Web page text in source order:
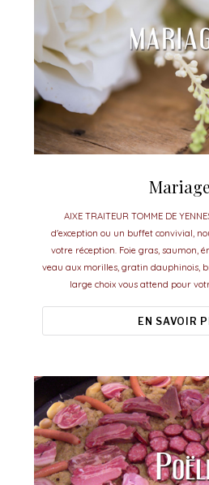
AIXE TRAITEUR TOMME DE
d'exception ou un buffet convivial,
votre réception. Foie gras, saumon,
veau aux morilles, gratin dauphinois,
large choix vous attend pour
EN SAVOIR